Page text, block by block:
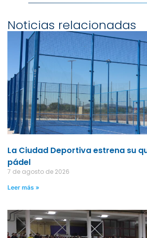
Noticias relacionadas
La Ciudad Deportiva estrena su
pádel
7 de agosto de 2026
Leer más »